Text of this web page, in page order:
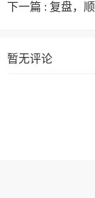
下一篇 : 复盘，
暂无评论